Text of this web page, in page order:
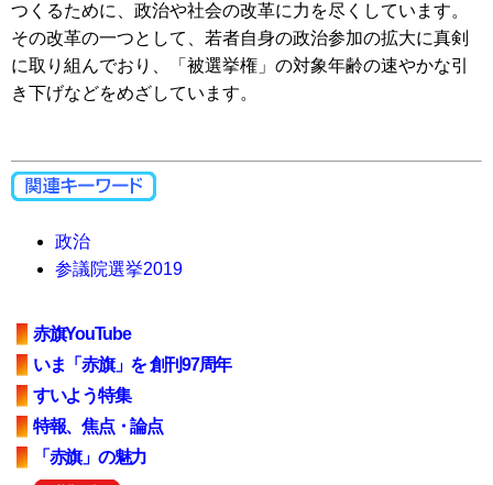
つくるために、政治や社会の改革に力を尽くしています。
その改革の一つとして、若者自身の政治参加の拡大に真剣
に取り組んでおり、「被選挙権」の対象年齢の速やかな引
き下げなどをめざしています。
政治
参議院選挙2019
赤旗YouTube
いま「赤旗」を 創刊97周年
すいよう特集
特報、焦点・論点
「赤旗」の魅力